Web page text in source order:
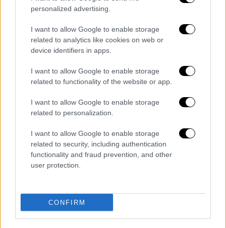
personalized advertising.
I want to allow Google to enable storage
related to analytics like cookies on web or
device identifiers in apps.
I want to allow Google to enable storage
related to functionality of the website or app.
I want to allow Google to enable storage
related to personalization.
I want to allow Google to enable storage
related to security, including authentication
functionality and fraud prevention, and other
user protection.
CONFIRM
αντιδράσει κάπως διαφορετικά, θα
συμπεριφερόταν ανθρώπινα το μοιραίο
βράδυ. Κάλεσε παράλληλα τους 12 να
αποκαλύψουν το άτομο που τους
καθοδήγησε για να κάνουν την επίθεση.
«Δεν πήγαινε τακτικά στο γήπεδο ο
Άλκης»
κατάθεσής του περιέγραψε τον χαρακτήρα
του Άλκη. Όπως είπε ήταν ένα ήρεμο παιδί
το οποίο ποτέ δεν δημιούργησε φασαρίες,
«Δεχόμασταν μηνύματα από καθηγητές και
φίλους ευμενούς σχολιασμού για την